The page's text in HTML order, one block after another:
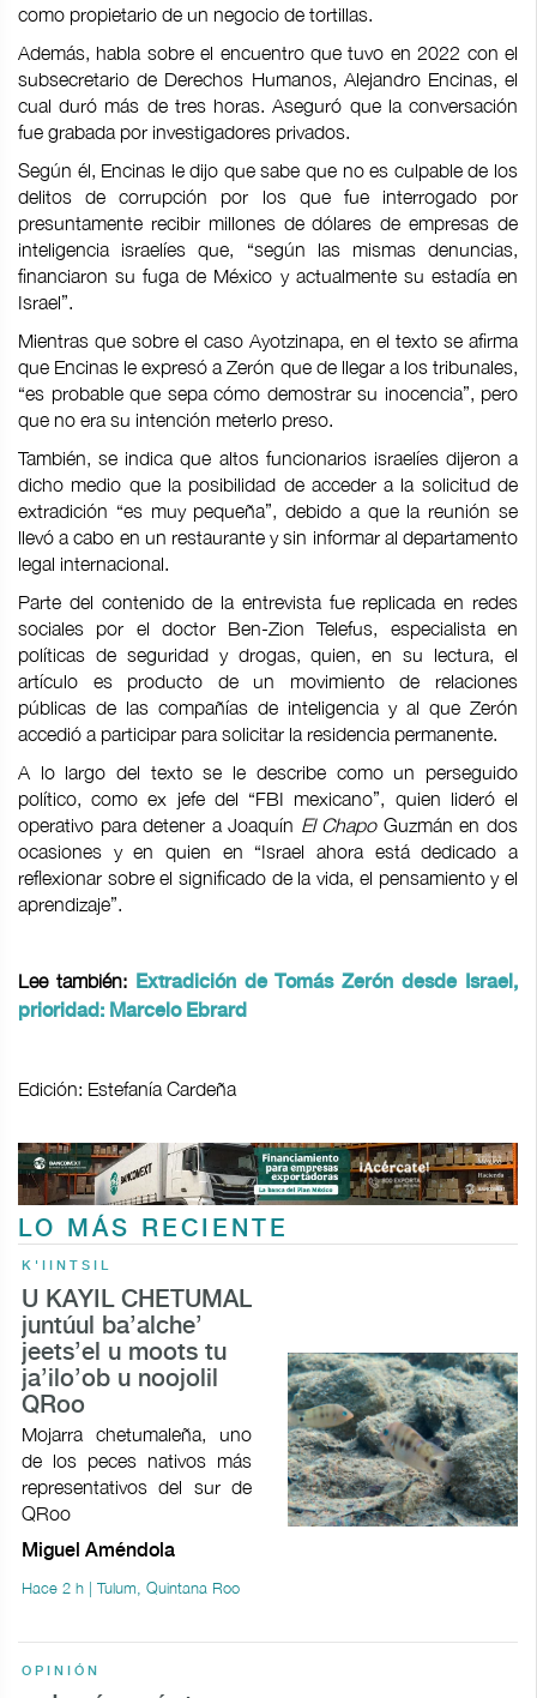
como propietario de un negocio de tortillas.
Además, habla sobre el encuentro que tuvo en 2022 con el
subsecretario de Derechos Humanos, Alejandro Encinas, el
cual duró más de tres horas. Aseguró que la conversación
fue grabada por investigadores privados.
Según él, Encinas le dijo que sabe que no es culpable de los
delitos de corrupción por los que fue interrogado por
presuntamente recibir millones de dólares de empresas de
inteligencia israelíes que, “según las mismas denuncias,
financiaron su fuga de México y actualmente su estadía en
Israel”.
Mientras que sobre el caso Ayotzinapa, en el texto se afirma
que Encinas le expresó a Zerón que de llegar a los tribunales,
“es probable que sepa cómo demostrar su inocencia”, pero
que no era su intención meterlo preso.
También, se indica que altos funcionarios israelíes dijeron a
dicho medio que la posibilidad de acceder a la solicitud de
extradición “es muy pequeña”, debido a que la reunión se
llevó a cabo en un restaurante y sin informar al departamento
legal internacional.
Parte del contenido de la entrevista fue replicada en redes
sociales por el doctor Ben-Zion Telefus, especialista en
políticas de seguridad y drogas, quien, en su lectura, el
artículo es producto de un movimiento de relaciones
públicas de las compañías de inteligencia y al que Zerón
accedió a participar para solicitar la residencia permanente.
A lo largo del texto se le describe como un perseguido
político, como ex jefe del “FBI mexicano”, quien lideró el
operativo para detener a Joaquín El Chapo Guzmán en dos
ocasiones y en quien en “Israel ahora está dedicado a
reflexionar sobre el significado de la vida, el pensamiento y el
aprendizaje”.
Lee también: Extradición de Tomás Zerón desde Israel,
prioridad: Marcelo Ebrard
Edición: Estefanía Cardeña
LO MÁS RECIENTE
K'IINTSIL
U KAYIL CHETUMAL
juntúul ba’alche’
jeets’el u moots tu
ja’ilo’ob u noojolil
QRoo
Mojarra chetumaleña, uno
de los peces nativos más
representativos del sur de
QRoo
Miguel Améndola
Hace 2 h | Tulum, Quintana Roo
OPINIÓN